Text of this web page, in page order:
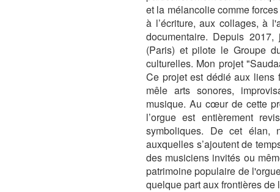
et la mélancolie comme
à l’écriture, aux collages, à
documentaire. Depuis
(Paris) et pilote le Groupe
culturelles. Mon projet
Ce projet est dédié aux liens
mêle arts sonores,
musique. Au cœur de cette
l’orgue est entièrement
symboliques. De cet élan,
auxquelles s’ajoutent de
des musiciens invités ou
patrimoine populaire de
quelque part aux frontières de